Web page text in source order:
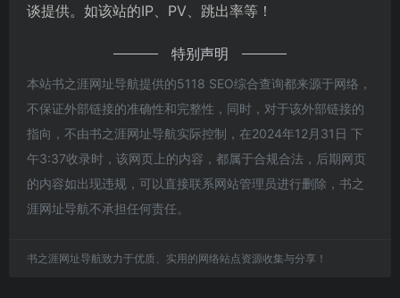
谈提供。如该站的IP、PV、跳出率等！
特别声明
本站书之涯网址导航提供的5118 SEO综合查询都来源于网络，
不保证外部链接的准确性和完整性，同时，对于该外部链接的
指向，不由书之涯网址导航实际控制，在2024年12月31日 下
午3:37收录时，该网页上的内容，都属于合规合法，后期网页
的内容如出现违规，可以直接联系网站管理员进行删除，书之
涯网址导航不承担任何责任。
书之涯网址导航致力于优质、实用的网络站点资源收集与分享！